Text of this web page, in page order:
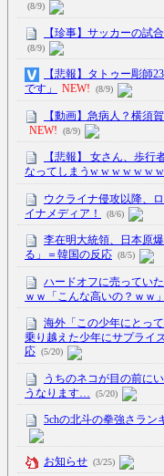
(8/9)
【珍事】サッカーの試
(8/9)
【悲報】タトゥー彫師
です」
NEW! (8/9)
【動画】急病人？横須
NEW!
(8/9)
【悲報】 女さん、歩
なってしまうw w w w w w w
ウクライナ侵攻以降、
イナメディア！
(8/6)
李在明大統領、日本原
る」＝韓国の反応 (8/5)
ハードオフに売ってい
ｗｗ「こんな高いの？ｗｗ
海外「この少年にとっ
乗り越えた少年にサプライ
応 (5/20)
うちのネコが目の前に
うなります…
(5/20)
5chの北斗の拳強さラン
お知らせ (3/25)